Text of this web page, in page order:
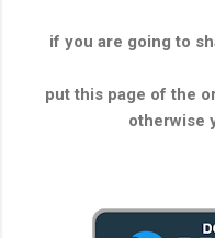
if you are going to
put this page of the
otherwise